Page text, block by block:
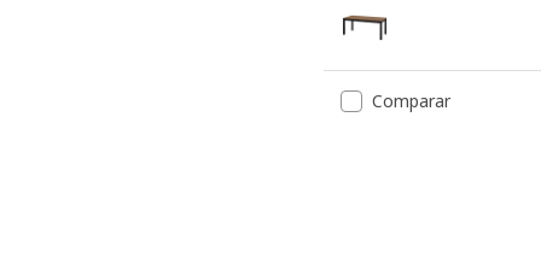
Opción: ÅLHULT, Mesa
Comparar